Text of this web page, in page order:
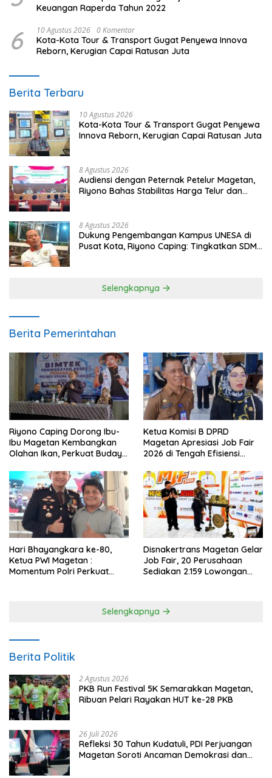
Keuangan Raperda Tahun 2022
6 10 Agustus 2026 0 Komentar
Kota-Kota Tour & Transport Gugat Penyewa Innova
Reborn, Kerugian Capai Ratusan Juta
Berita Terbaru
10 Agustus 2026
Kota-Kota Tour & Transport Gugat Penyewa
Innova Reborn, Kerugian Capai Ratusan Juta
8 Agustus 2026
Audiensi dengan Peternak Petelur Magetan,
Riyono Bahas Stabilitas Harga Telur dan
8 Agustus 2026
Dukung Pengembangan Kampus UNESA di
Pusat Kota, Riyono Caping: Tingkatkan SDM
Selengkapnya
Berita Pemerintahan
Riyono Caping Dorong Ibu-
Ibu Magetan Kembangkan
Olahan Ikan, Perkuat Budaya
Ketua Komisi B DPRD
Magetan Apresiasi Job Fair
2026 di Tengah Efisiensi
Hari Bhayangkara ke-80,
Ketua PWI Magetan :
Momentum Polri Perkuat
Disnakertrans Magetan Gelar
Job Fair, 20 Perusahaan
Sediakan 2.159 Lowongan
Selengkapnya
Berita Politik
2 Agustus 2026
PKB Run Festival 5K Semarakkan Magetan,
Ribuan Pelari Rayakan HUT ke-28 PKB
26 Juli 2026
Refleksi 30 Tahun Kudatuli, PDI Perjuangan
Magetan Soroti Ancaman Demokrasi dan